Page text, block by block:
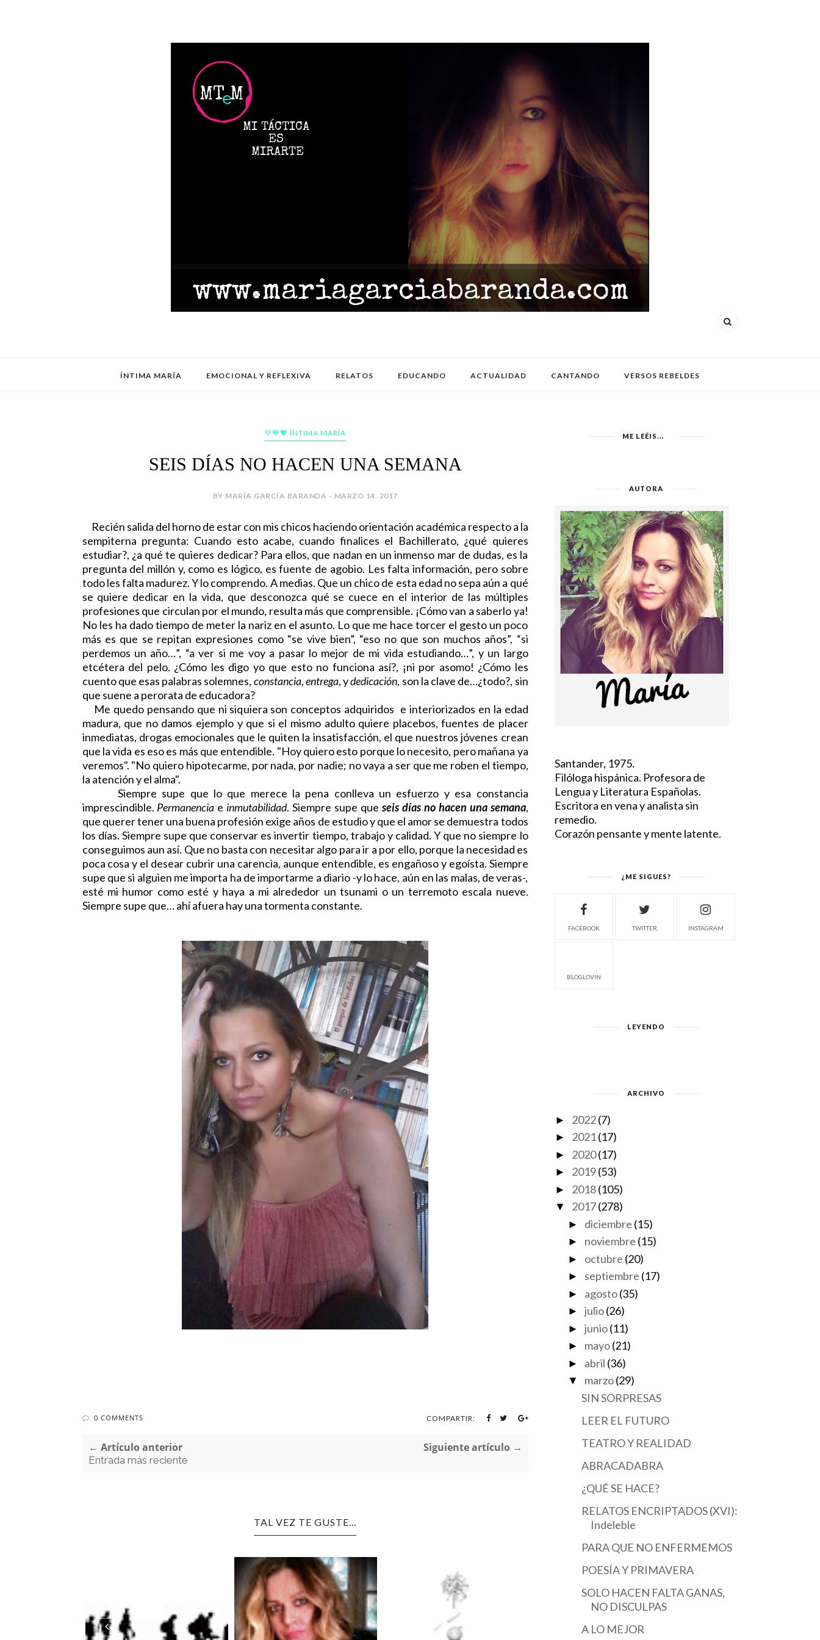
ÍNTIMA MARÍA EMOCIONAL Y REFLEXIVA RELATOS EDUCANDO ACTUALIDAD CANTANDO VERSOS REBELDES
💜💙💖 ÍNTIMA MARÍA
SEIS DÍAS NO HACEN UNA SEMANA
BY MARÍA GARCÍA BARANDA - MARZO 14, 2017
Recién salida del horno de estar con mis chicos haciendo orientación académica respecto a la
sempiterna pregunta: Cuando esto acabe, cuando finalices el Bachillerato, ¿qué quieres
estudiar?, ¿a qué te quieres dedicar? Para ellos, que nadan en un inmenso mar de dudas, es la
pregunta del millón y, como es lógico, es fuente de agobio. Les falta información, pero sobre
todo les falta madurez. Y lo comprendo. A medias. Que un chico de esta edad no sepa aún a qué
se quiere dedicar en la vida, que desconozca qué se cuece en el interior de las múltiples
profesiones que circulan por el mundo, resulta más que comprensible. ¡Cómo van a saberlo ya!
No les ha dado tiempo de meter la nariz en el asunto. Lo que me hace torcer el gesto un poco
más es que se repitan expresiones como “se vive bien”, “eso no que son muchos años”, “si
perdemos un año…”, “a ver si me voy a pasar lo mejor de mi vida estudiando…”, y un largo
etcétera del pelo. ¿Cómo les digo yo que esto no funciona así?, ¡ni por asomo! ¿Cómo les
cuento que esas palabras solemnes, constancia,entrega, ydedicación, son la clave de…¿todo?, sin
que suene a perorata de educadora?
Me quedo pensando que ni siquiera son conceptos adquiridos e interiorizados en la edad
madura, que no damos ejemplo y que si el mismo adulto quiere placebos, fuentes de placer
inmediatas, drogas emocionales que le quiten la insatisfacción, el que nuestros jóvenes crean
que la vida es eso es más que entendible. "Hoy quiero esto porque lo necesito, pero mañana ya
veremos". "No quiero hipotecarme, por nada, por nadie; no vaya a ser que me roben el tiempo,
la atención y el alma".
Siempre supe que lo que merece la pena conlleva un esfuerzo y esa constancia
imprescindible. Permanencia e inmutabilidad. Siempre supe que seis días no hacen una semana,
que querer tener una buena profesión exige años de estudio y que el amor se demuestra todos
los días. Siempre supe que conservar es invertir tiempo, trabajo y calidad. Y que no siempre lo
conseguimos aun así. Que no basta con necesitar algo para ir a por ello, porque la necesidad es
poca cosa y el desear cubrir una carencia, aunque entendible, es engañoso y egoísta. Siempre
supe que si alguien me importa ha de importarme a diario -y lo hace, aún en las malas, de veras-,
esté mi humor como esté y haya a mi alrededor un tsunami o un terremoto escala nueve.
Siempre supe que… ahí afuera hay una tormenta constante.
0 COMMENTS COMPARTIR:
← Artículo anterior
Entrada más reciente
Siguiente artículo →
TAL VEZ TE GUSTE...
ME LEÉIS...
AUTORA
Santander, 1975.
Filóloga hispánica. Profesora de
Lengua y Literatura Españolas.
Escritora en vena y analista sin
remedio.
Corazón pensante y mente latente.
¿ME SIGUES?
FACEBOOK TWITTER INSTAGRAM
BLOGLOVIN
LEYENDO
ARCHIVO
► 2022 (7)
► 2021 (17)
► 2020 (17)
► 2019 (53)
► 2018 (105)
▼ 2017 (278)
► diciembre (15)
► noviembre (15)
► octubre (20)
► septiembre (17)
► agosto(35)
►julio(26)
►junio(11)
► mayo(21)
► abril (36)
▼ marzo(29)
SIN SORPRESAS
LEER EL FUTURO
TEATRO Y REALIDAD
ABRACADABRA
¿QUÉ SE HACE?
RELATOS ENCRIPTADOS (XVI):
Indeleble
PARA QUE NO ENFERMEMOS
POESÍA Y PRIMAVERA
SOLO HACEN FALTA GANAS,
NO DISCULPAS
A LO MEJOR